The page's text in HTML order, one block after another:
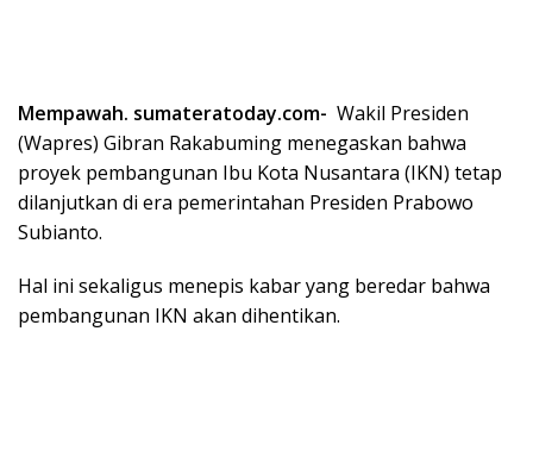
Mempawah. sumateratoday.com- Wakil Presiden
(Wapres) Gibran Rakabuming menegaskan bahwa
proyek pembangunan Ibu Kota Nusantara (IKN) tetap
dilanjutkan di era pemerintahan Presiden Prabowo
Subianto.
Hal ini sekaligus menepis kabar yang beredar bahwa
pembangunan IKN akan dihentikan.